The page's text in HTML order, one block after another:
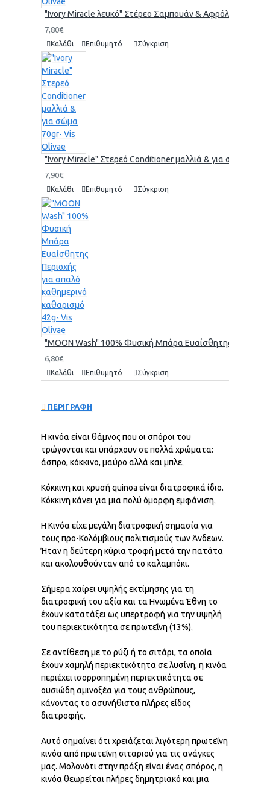
"Ivory Miracle λευκό" Στέρεο Σαμπουάν & Αφρόλουτρο
7,80€
Καλάθι Επιθυμητό Σύγκριση
"Ivory Miracle" Στερεό Conditioner μαλλιά & για σώμα
7,90€
Καλάθι Επιθυμητό Σύγκριση
"MOON Wash" 100% Φυσική Μπάρα Ευαίσθητης
6,80€
Καλάθι Επιθυμητό Σύγκριση
ΠΕΡΙΓΡΑΦΗ
Η κινόα είναι θάμνος που οι σπόροι του
τρώγονται και υπάρχουν σε πολλά χρώματα:
άσπρο, κόκκινο, μαύρο αλλά και μπλε.
Κόκκινη και χρυσή quinoa είναι διατροφικά ίδιο.
Κόκκινη κάνει για μια πολύ όμορφη εμφάνιση.
Η Κινόα είχε μεγάλη διατροφική σημασία για
τους προ-Κολόμβιους πολιτισμούς των Άνδεων.
Ήταν η δεύτερη κύρια τροφή μετά την πατάτα
και ακολουθούνταν από το καλαμπόκι.
Σήμερα χαίρει υψηλής εκτίμησης για τη
διατροφική του αξία και τα Ηνωμένα Έθνη το
έχουν κατατάξει ως υπερτροφή για την υψηλή
του περιεκτικότητα σε πρωτεΐνη (13%).
Σε αντίθεση με το ρύζι ή το σιτάρι, τα οποία
έχουν χαμηλή περιεκτικότητα σε λυσίνη, η κινόα
περιέχει ισορροπημένη περιεκτικότητα σε
ουσιώδη αμινοξέα για τους ανθρώπους,
κάνοντας το ασυνήθιστα πλήρες είδος
διατροφής.
Αυτό σημαίνει ότι χρειάζεται λιγότερη πρωτεΐνη
κινόα από πρωτεΐνη σιταριού για τις ανάγκες
μας. Μολονότι στην πράξη είναι ένας σπόρος, η
κινόα θεωρείται πλήρες δημητριακό και μια